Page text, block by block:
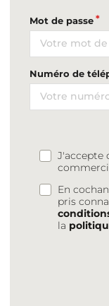
Mot de passe
Numéro de
J'accepte
En
pris
la